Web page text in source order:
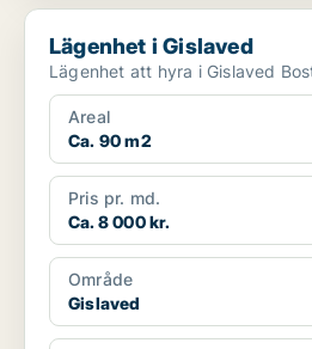
Lägenhet i Gislaved
Lägenhet i Gislaved
Areal
Ca. 90 m2
Pris pr. md.
Ca. 8 000 kr.
Område
Gislaved